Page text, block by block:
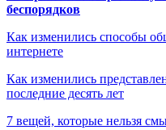
беспорядков
Как изменились способы
интернете
Как изменились
последние десять лет
7 вещей, которые нельзя